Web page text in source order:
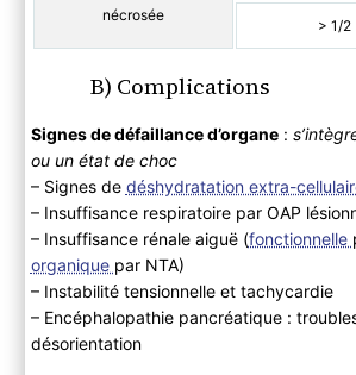
nécrosée
> 1/2
B) Complications
Signes de défaillance d’organe:
ou un état de choc
– Signes de déshydratation extra-
– Insuffisance respiratoire par OAP
– Insuffisance rénale aiguë (fonctionnelle
organique par NTA)
– Instabilité tensionnelle et tachycardie
– Encéphalopathie pancréatique :
désorientation